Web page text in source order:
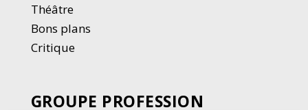
Théâtre
Bons plans
Critique
GROUPE PROFESSION